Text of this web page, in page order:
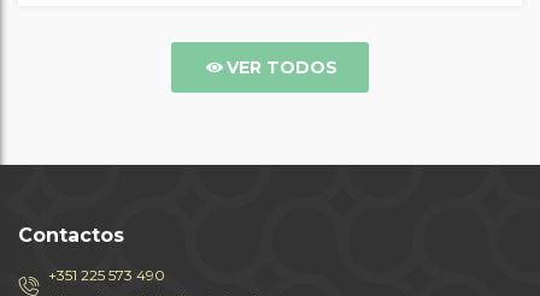
VER TODOS
Contactos
+351 225 573 490